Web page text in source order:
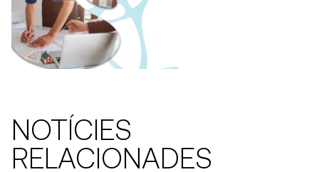
NOTÍCIES
RELACIONADES